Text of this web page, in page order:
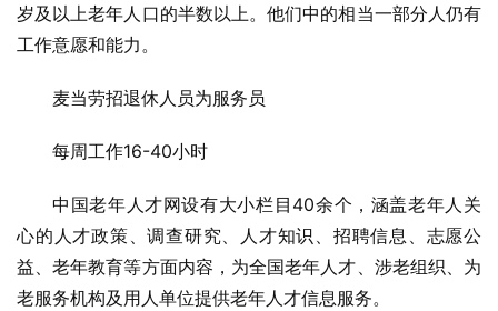
岁及以上老年人口的半数以上。他们中的相当一部分人仍有
工作意愿和能力。
麦当劳招退休人员为服务员
每周工作16-40小时
中国老年人才网设有大小栏目40余个，涵盖老年人关
心的人才政策、调查研究、人才知识、招聘信息、志愿公
益、老年教育等方面内容，为全国老年人才、涉老组织、为
老服务机构及用人单位提供老年人才信息服务。